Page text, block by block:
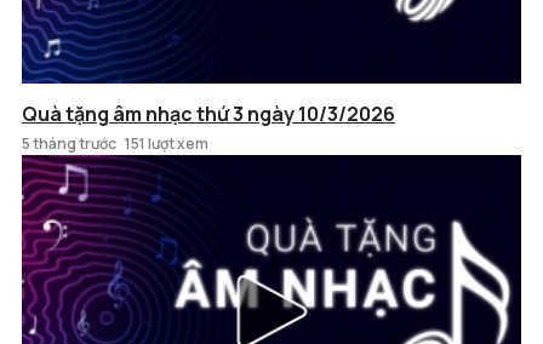
Quà tặng âm nhạc thứ 3 ngày 10/3/2026
5 tháng trước 151 lượt xem